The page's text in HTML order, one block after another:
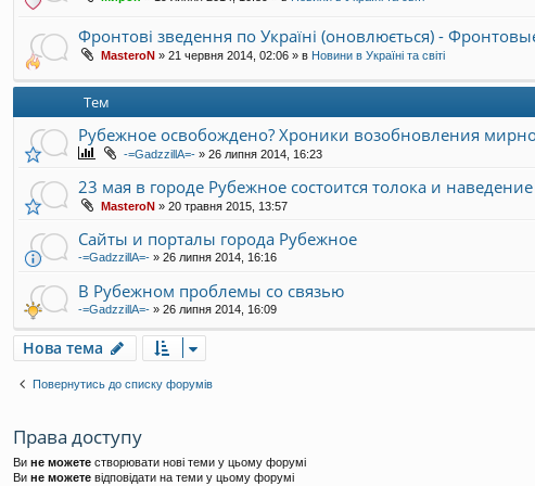
Фронтові зведення по Україні (оновлюється) -
MasteroN » 21 червня 2014, 02:06 » в Новини в Україні та світі
Тем
Рубежное освобождено? Хроники возобновления
-=GadzzillA=- » 26 липня 2014, 16:23
23 мая в городе Рубежное состоится толока и
MasteroN » 20 травня 2015, 13:57
Сайты и порталы города Рубежное
-=GadzzillA=- » 26 липня 2014, 16:16
В Рубежном проблемы со связью
-=GadzzillA=- » 26 липня 2014, 16:09
Нова тема
Повернутись до списку форумів
Права доступу
Ви не можете створювати нові теми у цьому форумі
Ви не можете відповідати на теми у цьому форумі